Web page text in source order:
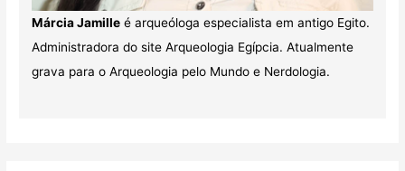
Márcia Jamilleé arqueóloga especialista em antigo Egito.
Administradora do site Arqueologia Egípcia. Atualmente
grava para o Arqueologia pelo Mundo e Nerdologia.